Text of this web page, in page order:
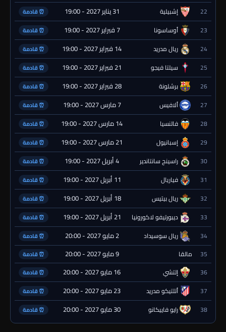
22 إشبيلية 31 يناير 2027 - 19:00 ⏰ قادمة
23 أوساسونا 7 فبراير 2027 - 19:00 ⏰ قادمة
24 ريال مدريد 14 فبراير 2027 - 19:00 ⏰ قادمة
25 سيلتا فيجو 21 فبراير 2027 - 19:00 ⏰ قادمة
26 برشلونة 28 فبراير 2027 - 19:00 ⏰ قادمة
27 ألافيس 7 مارس 2027 - 19:00 ⏰ قادمة
28 فالنسيا 14 مارس 2027 - 19:00 ⏰ قادمة
29 إسبانيول 21 مارس 2027 - 19:00 ⏰ قادمة
30 راسينج سانتاندير 4 أبريل 2027 - 19:00 ⏰ قادمة
31 فياريال 11 أبريل 2027 - 19:00 ⏰ قادمة
32 ريال بيتيس 18 أبريل 2027 - 19:00 ⏰ قادمة
33 ديبورتيفو لاكورونيا 21 أبريل 2027 - 19:00 ⏰ قادمة
34 ريال سوسيداد 2 مايو 2027 - 20:00 ⏰ قادمة
35 مالقا 9 مايو 2027 - 20:00 ⏰ قادمة
36 إلتشي 16 مايو 2027 - 20:00 ⏰ قادمة
37 أتلتيكو مدريد 23 مايو 2027 - 20:00 ⏰ قادمة
38 رايو فاييكانو 30 مايو 2027 - 20:00 ⏰ قادمة